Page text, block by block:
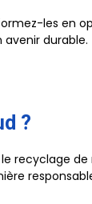
les en
durable.
?
recyclage